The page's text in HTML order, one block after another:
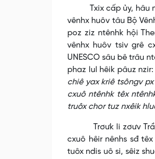
Txix cấp ủy, hâu
vênhx huôv tâu Bộ
poz ziz ntênhk hội
vênhx huôv tsiv grê
UNESCO sâu bê trâu
phaz lul hêik pâuz nzir:
chiê yax kriê tsôngv
cxuô ntênhk têx
truôx chor tuz nxêik
Trơưk li zơưv Trần
cxuô hêir nênhs sđ
tuôx ndis uô si, sêiz